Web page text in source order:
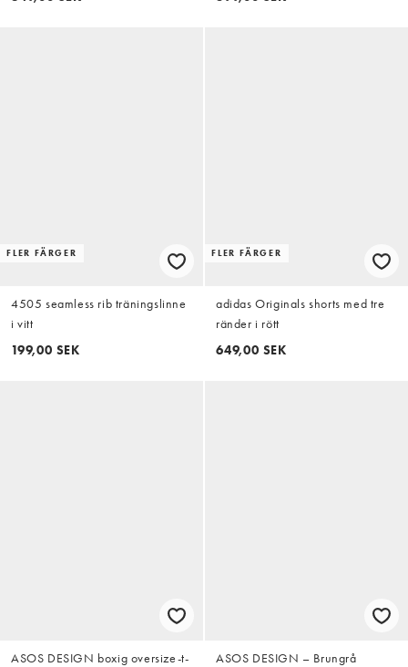
FLER FÄRGER
4505 seamless rib träningslinne
i vitt
199,00 SEK
FLER FÄRGER
adidas Originals shorts med tre
ränder i rött
649,00 SEK
ASOS DESIGN boxig oversize-t-
ASOS DESIGN – Brungrå